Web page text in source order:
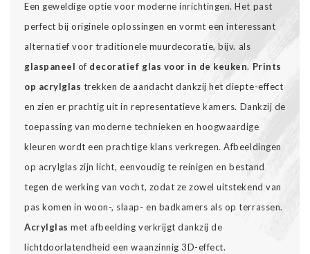
Een geweldige optie voor moderne inrichtingen. Het past
perfect bij originele oplossingen en vormt een interessant
alternatief voor traditionele muurdecoratie, bijv. als
glaspaneel of decoratief glas voor in de keuken. Prints
op acrylglas trekken de aandacht dankzij het diepte-effect
en zien er prachtig uit in representatieve kamers. Dankzij de
toepassing van moderne technieken en hoogwaardige
kleuren wordt een prachtige klans verkregen. Afbeeldingen
op acrylglas zijn licht, eenvoudig te reinigen en bestand
tegen de werking van vocht, zodat ze zowel uitstekend van
pas komen in woon-, slaap- en badkamers als op terrassen.
Acrylglas met afbeelding verkrijgt dankzij de
lichtdoorlatendheid een waanzinnig 3D-effect.